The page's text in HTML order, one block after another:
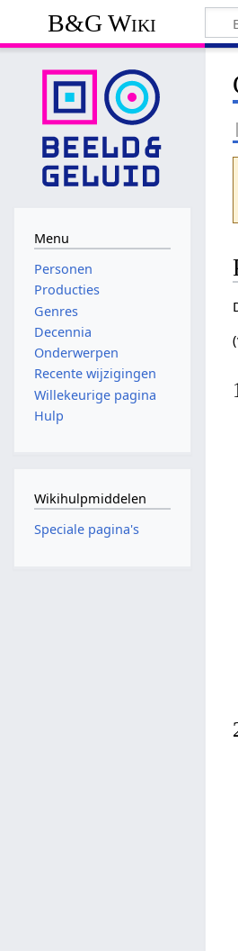
B&G Wiki
Menu
Personen
Producties
Genres
Decennia
Onderwerpen
Recente wijzigingen
Willekeurige pagina
Hulp
Wikihulpmiddelen
Speciale pagina's